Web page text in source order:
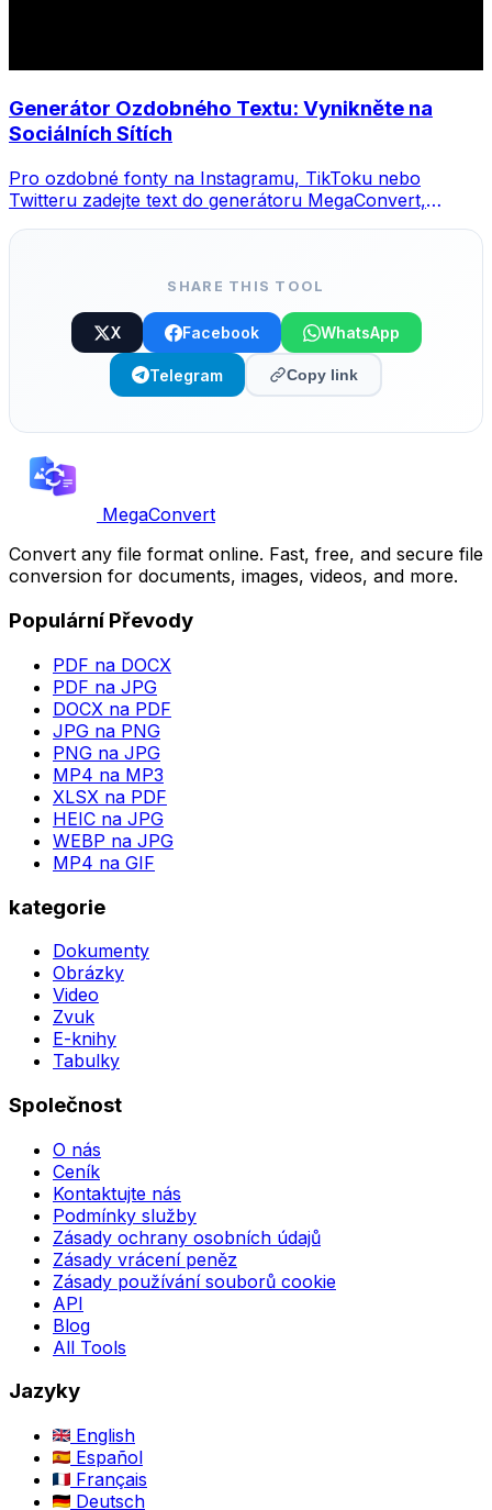
Generátor Ozdobného Textu: Vynikněte na
Sociálních Sítích
Pro ozdobné fonty na Instagramu, TikToku nebo
Twitteru zadejte text do generátoru MegaConvert,
SHARE THIS TOOL
X Facebook WhatsApp
Telegram Copy link
MegaConvert
Convert any file format online. Fast, free, and secure file
conversion for documents, images, videos, and more.
Populární Převody
PDF na DOCX
PDF na JPG
DOCX na PDF
JPG na PNG
PNG na JPG
MP4 na MP3
XLSX na PDF
HEIC na JPG
WEBP na JPG
MP4 na GIF
kategorie
Dokumenty
Obrázky
Video
Zvuk
E-knihy
Tabulky
Společnost
O nás
Ceník
Kontaktujte nás
Podmínky služby
Zásady ochrany osobních údajů
Zásady vrácení peněz
Zásady používání souborů cookie
API
Blog
All Tools
Jazyky
English
Español
Français
Deutsch